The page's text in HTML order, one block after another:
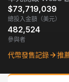
$73,719,039
總投入金額（美元）
482,524
參與者
代幣發售記錄 推